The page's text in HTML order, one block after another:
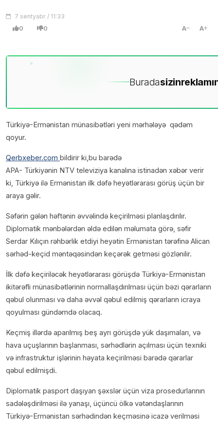
7 sentyabr / 11:33
0 0 A A
Buradasizin
Türkiyə-Ermənistan münasibətləri yeni mərhələyə qədəm
qoyur.
Qerbxeber.com bildirir ki,bu barədə
APA- Türkiyənin NTV televiziya kanalına istinadən xəbər verir
ki, Türkiyə ilə Ermənistan ilk dəfə heyətlərarası görüş üçün bir
araya gəlir.
Səfərin gələn həftənin əvvəlində keçirilməsi planlaşdırılır.
Diplomatik mənbələrdən əldə edilən məlumata görə, səfir
Serdar Kılıçın rəhbərlik etdiyi heyətin Ermənistan tərəfinə Alican
sərhəd-keçid məntəqəsindən keçərək getməsi gözlənilir.
İlk dəfə keçiriləcək heyətlərarası görüşdə Türkiyə-Ermənistan
ikitərəfli münasibətlərinin normallaşdırılması üçün bəzi qərarların
qəbul olunması və daha əvvəl qəbul edilmiş qərarların icraya
qoyulması gündəmdə olacaq.
Keçmiş illərdə aparılmış beş ayrı görüşdə yük daşımaları, və
hava uçuşlarının başlanması, sərhədlərin açılması üçün texniki
və infrastruktur işlərinin həyata keçirilməsi barədə qərarlar
qəbul edilmişdi.
Diplomatik pasport daşıyan şəxslər üçün viza prosedurlarının
sadələşdirilməsi ilə yanaşı, üçüncü ölkə vətəndaşlarının
Türkiyə-Ermənistan sərhədindən keçməsinə icazə verilməsi